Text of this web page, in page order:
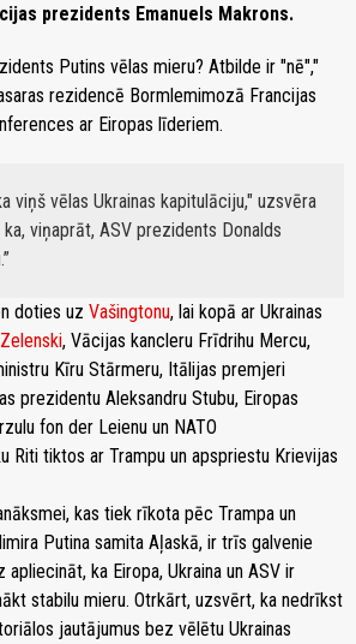
prezidents Emanuels Makrons.
Putins vēlas mieru? Atbilde ir "nē","
rezidencē Bormlemimozā Francijas
ar Eiropas līderiem.
viņš vēlas Ukrainas kapitulāciju," uzsvēra
viņaprāt, ASV prezidents Donalds
doties uz Vašingtonu, lai kopā ar Ukrainas
Zelenski, Vācijas kancleru Frīdrihu Mercu,
Kīru Stārmeru, Itālijas premjeri
prezidentu Aleksandru Stubu, Eiropas
fon der Leienu un NATO
Riti tiktos ar Trampu un apspriestu Krievijas
kas tiek rīkota pēc Trampa un
Putina samita Aļaskā, ir trīs galvenie
ka Eiropa, Ukraina un ASV ir
stabilu mieru. Otrkārt, uzsvērt, ka nedrīkst
jautājumus bez vēlētu Ukrainas